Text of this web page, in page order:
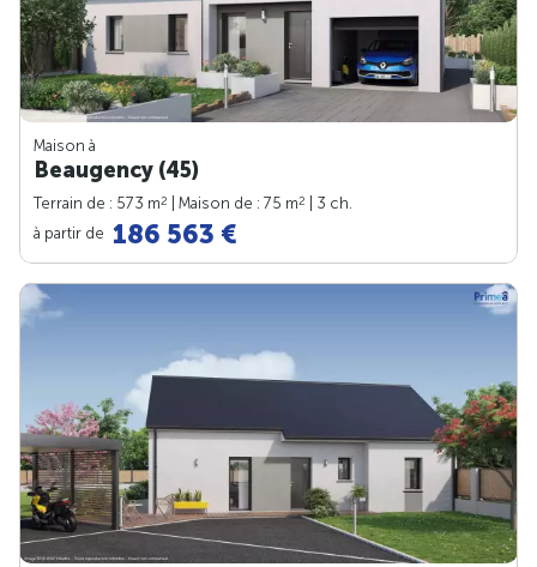
Maison à
Beaugency (45)
Terrain de : 573 m2 | Maison de : 75 m2
| 3 ch.
à partir de 186 563 €